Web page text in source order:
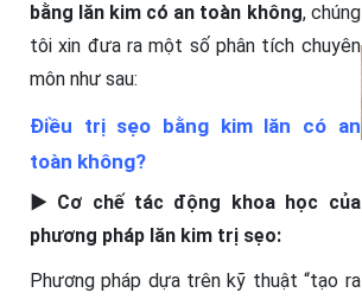
bằng lăn kim có an toàn không, chúng
tôi xin đưa ra một số phân tích chuyên
môn như sau:
Điều trị sẹo bằng kim lăn có an
toàn không?
► Cơ chế tác động khoa học của
phương pháp lăn kim trị sẹo:
Phương pháp dựa trên kỹ thuật “tạo ra